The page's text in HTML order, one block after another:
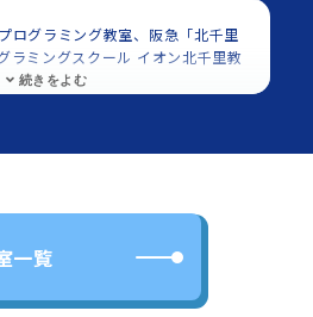
ログラミング教室、阪急「北千里
ラミングスクール イオン北千里教
象は小学生・中学生で
ープログラミングスクール イオン
て学び・楽しんでいただいてま
・立地や雰囲気等をご覧いただ
一覧